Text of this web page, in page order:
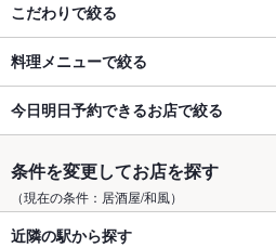
こだわりで絞る
料理メニューで絞る
今日明日予約できるお店で絞る
条件を変更してお店を探す
（現在の条件：居酒屋/和風）
近隣の駅から探す